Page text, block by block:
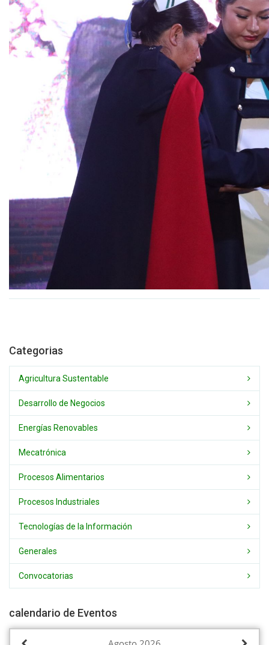
Categorias
Agricultura Sustentable
Desarrollo de Negocios
Energías Renovables
Mecatrónica
Procesos Alimentarios
Procesos Industriales
Tecnologías de la Información
Generales
Convocatorias
calendario de Eventos